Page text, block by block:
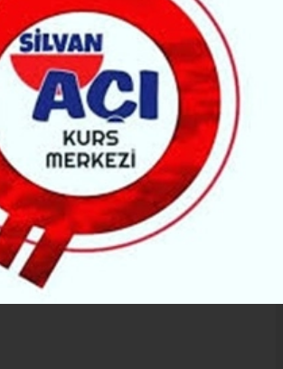
DIYARBAKIR
| 22.05.2026 - 23:27, Güncelleme: 22.05.2026 - 23:27
127999+ kez okundu.
Müdürlüğü’nün son tahminlerine
önümüzdeki bir hafta boyunca
ve gök gürültülü yağış etkili olacak.
arifesi ve bayramın ilk günlerinde
sürmesi bekleniyor.